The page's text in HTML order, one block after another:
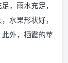
，雨水充足，
水果形状好，
外，栖霞的苹